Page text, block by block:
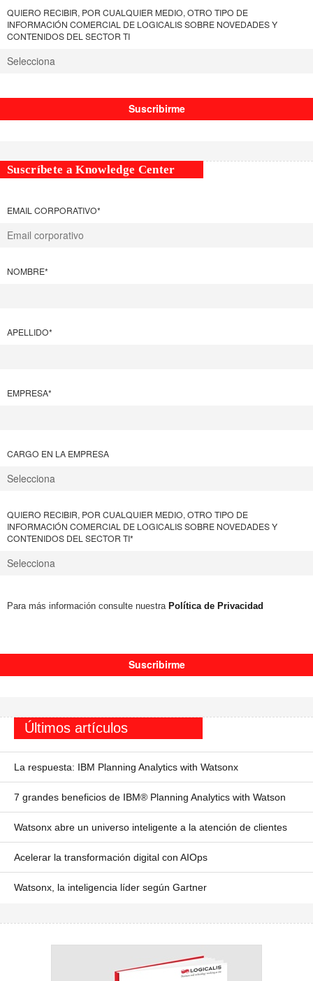
QUIERO RECIBIR, POR CUALQUIER MEDIO, OTRO TIPO DE
INFORMACIÓN COMERCIAL DE LOGICALIS SOBRE NOVEDADES Y
CONTENIDOS DEL SECTOR TI
Suscríbete a Knowledge Center
EMAIL CORPORATIVO*
NOMBRE*
APELLIDO*
EMPRESA*
CARGO EN LA EMPRESA
QUIERO RECIBIR, POR CUALQUIER MEDIO, OTRO TIPO DE
INFORMACIÓN COMERCIAL DE LOGICALIS SOBRE NOVEDADES Y
CONTENIDOS DEL SECTOR TI*
Para más información consulte nuestra Política de Privacidad
Últimos artículos
La respuesta: IBM Planning Analytics with Watsonx
7 grandes beneficios de IBM® Planning Analytics with Watson
Watsonx abre un universo inteligente a la atención de clientes
Acelerar la transformación digital con AIOps
Watsonx, la inteligencia líder según Gartner